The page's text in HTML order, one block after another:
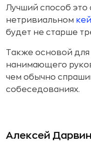
Лучший способ это
нетривиальном
будет не старше
Также основой
нанимающего
чем обычно
собеседованиях.
Алексей